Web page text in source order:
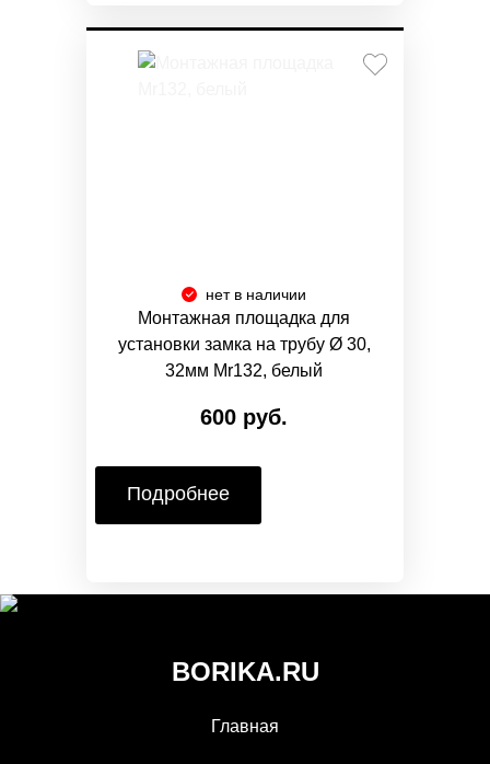
нет в наличии
Монтажная площадка для
установки замка на трубу Ø 30,
32мм Mr132, белый
600 руб.
Подробнее
BORIKA.RU
Главная